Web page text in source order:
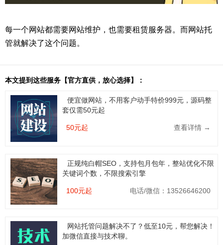
每一个网站都需要网站维护，也需要租赁服务器。而网站托
管就解决了这个问题。
本文提到这些服务【官方直供，放心选择】：
便宜做网站，不用客户动手特价999元，源码整
套仅需50元起
50元起 查看详情 →
正规纯白帽SEO，支持包月包年，整站优化不限
关键词个数，不限搜索引擎
100元起 电话/微信：13526646200
网站托管问题解决不了？低至10元，帮您解决！
加微信直接与技术聊。